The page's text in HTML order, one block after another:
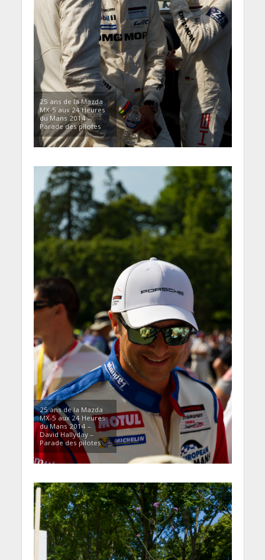
25 ans de la Mazda
MX-5 aux 24 Heures
du Mans 2014 –
Parade des pilotes
25 ans de la Mazda
MX-5 aux 24 Heures
du Mans 2014 –
David Hallyday –
Parade des pilotes